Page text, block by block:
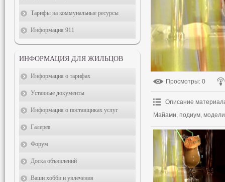
Просмотры: 0
Описание
Майами, подиум,
Тарифы на коммунальные ресурсы
Информация 911
ИНФОРМАЦИЯ ДЛЯ ЖИЛЬЦОВ
Информация о тарифах
Уставные документы
Информация о поставщиках услуг
Галерея
Форум
Доска объявлений
Ваши хобби и увлечения